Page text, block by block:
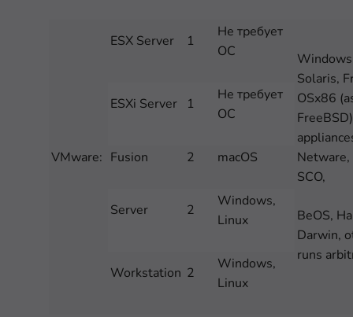
VMware:
ESX Server 1
Не требует
ОС
Solaris,
OSx86
Netware,
SCO,
BeOS,
Darwin,
runs
ESXi Server 1
Не требует
ОС
Fusion 2 macOS
Server 2
Windows,
Linux
Workstation 2
Windows,
Linux